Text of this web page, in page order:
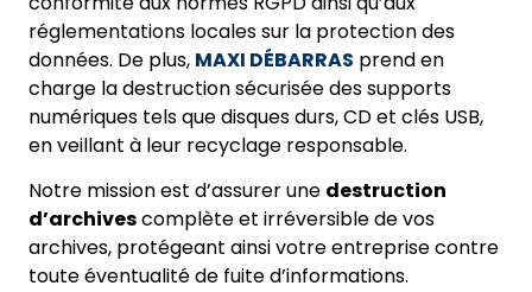
réglementations locales sur la protection des
données. De plus, MAXI DÉBARRAS prend en
charge la destruction sécurisée des supports
numériques tels que disques durs, CD et clés USB,
en veillant à leur recyclage responsable.
Notre mission est d’assurer une destruction
d’archivescomplète et irréversible de vos
archives, protégeant ainsi votre entreprise contre
toute éventualité de fuite d’informations.